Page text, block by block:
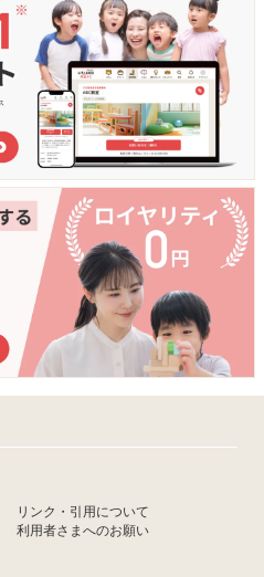
リンク・引用について
利用者さまへのお願い